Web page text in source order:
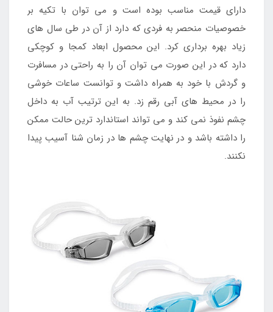
دارای قیمت مناسب بوده است و می توان با تکیه بر
خصوصیات منحصر به فردی که دارد از آن در طی سال های
زیاد بهره برداری کرد. این محصول ابعاد کمجا و کوچکی
دارد که در این صورت می توان آن را به راحتی در مسافرت
و گردش با خود به همراه داشت و توانست ساعات خوشی
را در محیط های آبی رقم زد. به این ترتیب آب به داخل
چشم نفوذ نمی کند و می تواند استاندارد ترین حالت ممکن
را داشته باشد و در نهایت چشم ها در زمان شنا آسیب پیدا
نکنند.